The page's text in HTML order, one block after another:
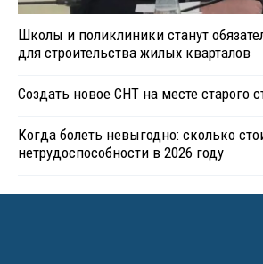
Школы и поликлиники станут
для строительства жилых кварталов
Создать новое СНТ на месте старого
Когда болеть невыгодно: сколько
нетрудоспособности в 2026 году